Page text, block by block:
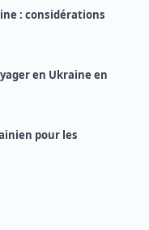
: considérations
en Ukraine en
pour les